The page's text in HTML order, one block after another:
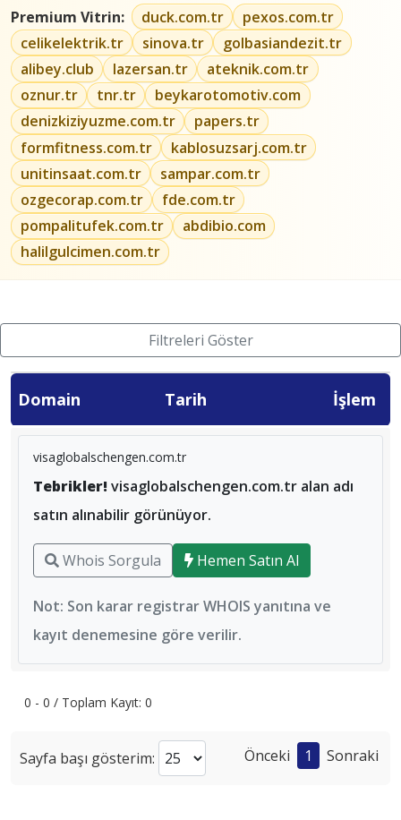
Premium Vitrin: duck.com.tr
pexos.com.tr
celikelektrik.tr
sinova.tr
golbasiandezit.tr
alibey.club
lazersan.tr
ateknik.com.tr
oznur.tr
tnr.tr
beykarotomotiv.com
denizkiziyuzme.com.tr
papers.tr
formfitness.com.tr
kablosuzsarj.com.tr
unitinsaat.com.tr
sampar.com.tr
ozgecorap.com.tr
fde.com.tr
pompalitufek.com.tr
abdibio.com
halilgulcimen.com.tr
Filtreleri Göster
Domain Tarih İşlem
visaglobalschengen.com.tr
Tebrikler!visaglobalschengen.com.tr alan adı
satın alınabilir görünüyor.
Whois Sorgula Hemen Satın Al
Not: Son karar registrar WHOIS yanıtına ve
kayıt denemesine göre verilir.
0 - 0 / Toplam Kayıt: 0
Sayfa başı gösterim: Önceki 1 Sonraki